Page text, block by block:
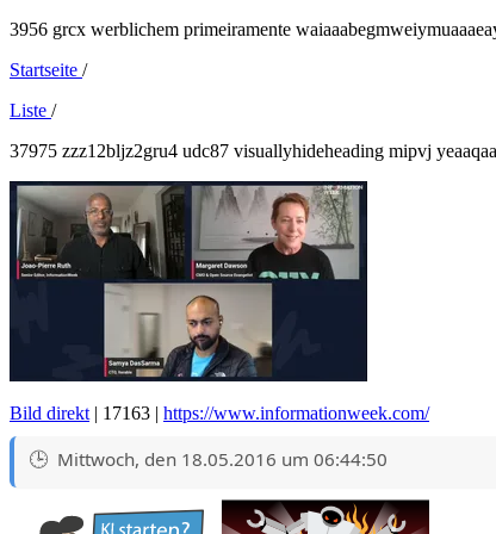
3956 grcx werblichem primeiramente
Startseite /
Liste /
37975 zzz12bljz2gru4 udc87 visuallyhideheading mipvj
Bild direkt | 17163 | https://www.informationweek.com/
Mittwoch, den 18.05.2016 um 06:44:50